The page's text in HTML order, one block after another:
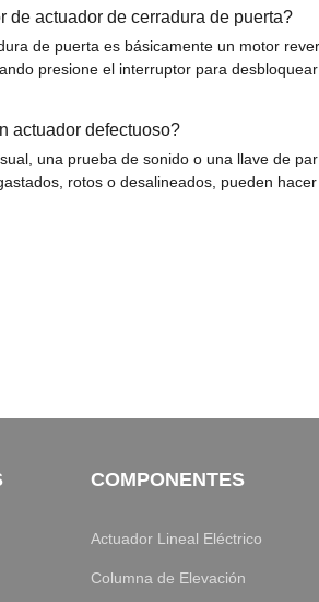
de actuador de cerradura de puerta?
de puerta es básicamente un motor
presione el interruptor para
actuador defectuoso?
una prueba de sonido o una llave de
rotos o desalineados, pueden
COMPONENTES
Actuador Lineal Eléctrico
Columna de Elevación